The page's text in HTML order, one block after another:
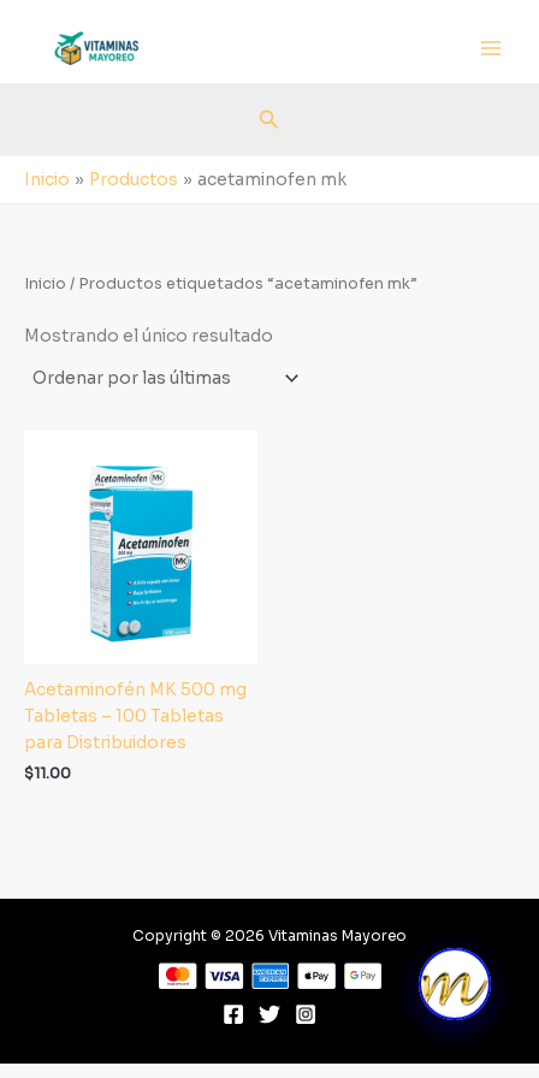
contenido
Buscar
Inicio Productos acetaminofen mk
Inicio / Productos etiquetados “acetaminofen mk”
Mostrando el único resultado
Acetaminofén MK 500 mg
Tabletas – 100 Tabletas
para Distribuidores
$11.00
Copyright © 2026 Vitaminas Mayoreo